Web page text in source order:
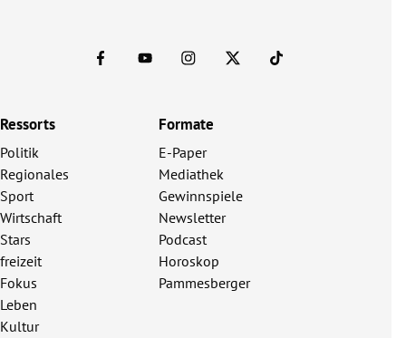
Ressorts
Politik
Regionales
Sport
Wirtschaft
Stars
freizeit
Fokus
Leben
Kultur
Formate
E-Paper
Mediathek
Gewinnspiele
Newsletter
Podcast
Horoskop
Pammesberger